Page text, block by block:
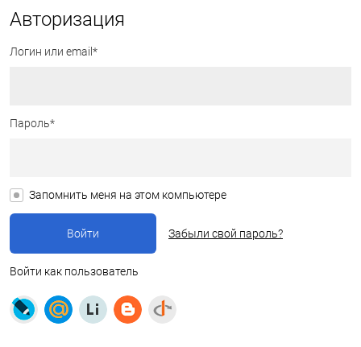
Авторизация
Логин или email*
Пароль*
Запомнить меня на этом компьютере
Забыли свой пароль?
Войти как пользователь